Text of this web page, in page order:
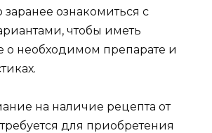
заранее ознакомиться с
чтобы иметь
о необходимом препарате и
на наличие рецепта от
для приобретения